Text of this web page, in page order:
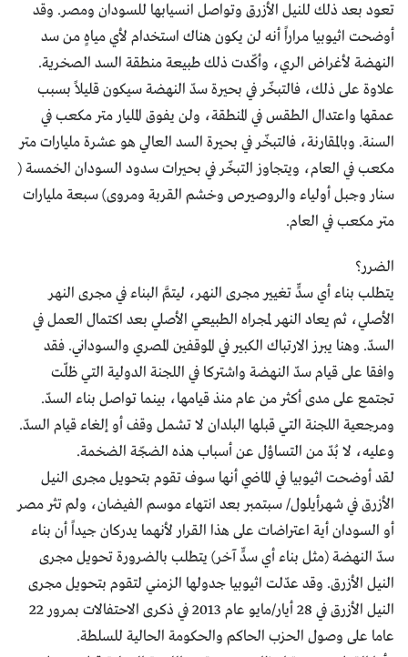
تعود بعد ذلك للنيل الأزرق وتواصل انسيابها للسودان ومصر. وقد
أوضحت اثيوبيا مراراً أنه لن يكون هناك استخدام لأي مياهٍ من سد
النهضة لأغراض الري، وأكّدت ذلك طبيعة منطقة السد الصخرية.
علاوة على ذلك، فالتبخّر في بحيرة سدّ النهضة سيكون قليلاً بسبب
عمقها واعتدال الطقس في المنطقة، ولن يفوق المليار متر مكعب في
السنة. وبالمقارنة، فالتبخّر في بحيرة السد العالي هو عشرة مليارات متر
مكعب في العام، ويتجاوز التبخّر في بحيرات سدود السودان الخمسة (
سنار وجبل أولياء والروصيرص وخشم القربة ومروى) سبعة مليارات
متر مكعب في العام.
الضرر؟
يتطلب بناء أي سدٍّ تغيير مجرى النهر، ليتمَّ البناء في مجرى النهر
الأصلي، ثم يعاد النهر لمجراه الطبيعي الأصلي بعد اكتمال العمل في
السدّ. وهنا يبرز الارتباك الكبير في الموقفين المصري والسوداني. فقد
وافقا على قيام سدّ النهضة واشتركا في اللجنة الدولية التي ظلّت
تجتمع على مدى أكثر من عام منذ قيامها، بينما تواصل بناء السدّ.
ومرجعية اللجنة التي قبلها البلدان لا تشمل وقف أو إلغاء قيام السدّ.
وعليه، لا بُدّ من التساؤل عن أسباب هذه الضجّة الضخمة.
لقد أوضحت اثيوبيا في الماضي أنها سوف تقوم بتحويل مجرى النيل
الأزرق في شهرأيلول/ سبتمبر بعد انتهاء موسم الفيضان، ولم تثر مصر
أو السودان أية اعتراضات على هذا القرار لأنهما يدركان جيداً أن بناء
سدّ النهضة (مثل بناء أي سدٍّ آخر) يتطلب بالضرورة تحويل مجرى
النيل الأزرق. وقد عدّلت اثيوبيا جدولها الزمني لتقوم بتحويل مجرى
النيل الأزرق في 28 أيار/مايو عام 2013 في ذكرى الاحتفالات بمرور 22
عاما على وصول الحزب الحاكم والحكومة الحالية للسلطة.